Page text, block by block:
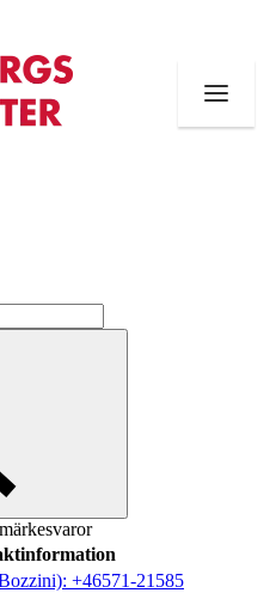
+46571-21585